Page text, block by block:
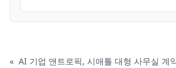
« AI 기업 앤트로픽, 시애틀 대형 사무실 계